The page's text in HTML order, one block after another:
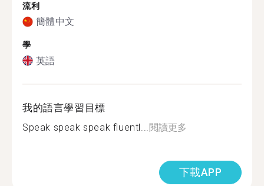
流利
簡體中文
學
英語
我的語言學習目標
Speak speak speak fluentl... 閱讀更多
下載APP